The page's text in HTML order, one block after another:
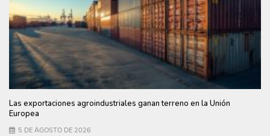
Las exportaciones agroindustriales ganan terreno en la Unión
Europea
5 DE AGOSTO DE 2026